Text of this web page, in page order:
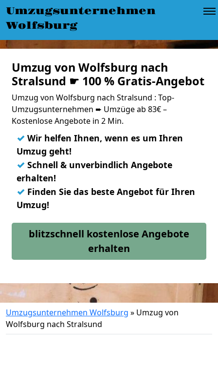
Umzugsunternehmen
Wolfsburg
Umzug von Wolfsburg nach
Stralsund ☛ 100 % Gratis-Angebot
Umzug von Wolfsburg nach Stralsund : Top-
Umzugsunternehmen ➨ Umzüge ab 83€ –
Kostenlose Angebote in 2 Min.
✓ Wir helfen Ihnen, wenn es um Ihren
Umzug geht!
✓ Schnell & unverbindlich Angebote
erhalten!
✓ Finden Sie das beste Angebot für Ihren
Umzug!
blitzschnell kostenlose Angebote
erhalten
Umzugsunternehmen Wolfsburg » Umzug von
Wolfsburg nach Stralsund